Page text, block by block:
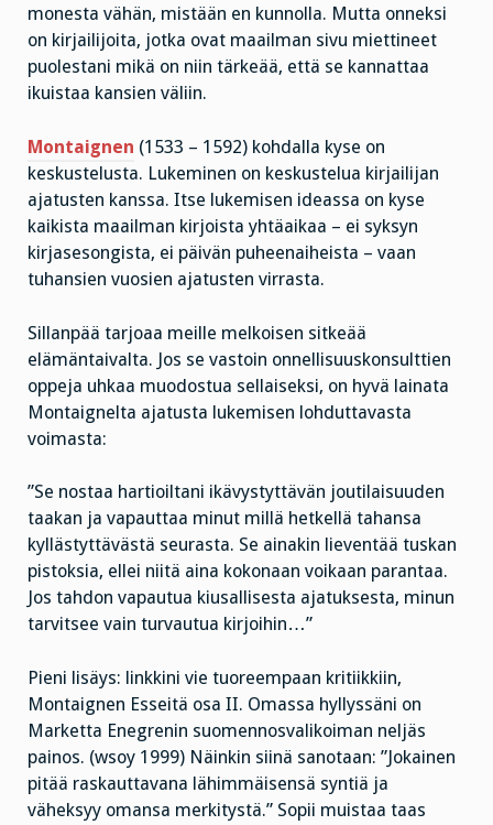
monesta vähän, mistään en kunnolla. Mutta onneksi
on kirjailijoita, jotka ovat maailman sivu miettineet
puolestani mikä on niin tärkeää, että se kannattaa
ikuistaa kansien väliin.
Montaignen (1533 – 1592) kohdalla kyse on
keskustelusta. Lukeminen on keskustelua kirjailijan
ajatusten kanssa. Itse lukemisen ideassa on kyse
kaikista maailman kirjoista yhtäaikaa – ei syksyn
kirjasesongista, ei päivän puheenaiheista – vaan
tuhansien vuosien ajatusten virrasta.
Sillanpää tarjoaa meille melkoisen sitkeää
elämäntaivalta. Jos se vastoin onnellisuuskonsulttien
oppeja uhkaa muodostua sellaiseksi, on hyvä lainata
Montaignelta ajatusta lukemisen lohduttavasta
voimasta:
”Se nostaa hartioiltani ikävystyttävän joutilaisuuden
taakan ja vapauttaa minut millä hetkellä tahansa
kyllästyttävästä seurasta. Se ainakin lieventää tuskan
pistoksia, ellei niitä aina kokonaan voikaan parantaa.
Jos tahdon vapautua kiusallisesta ajatuksesta, minun
tarvitsee vain turvautua kirjoihin…”
Pieni lisäys: linkkini vie tuoreempaan kritiikkiin,
Montaignen Esseitä osa II. Omassa hyllyssäni on
Marketta Enegrenin suomennosvalikoiman neljäs
painos. (wsoy 1999) Näinkin siinä sanotaan: ”Jokainen
pitää raskauttavana lähimmäisensä syntiä ja
väheksyy omansa merkitystä.” Sopii muistaa taas